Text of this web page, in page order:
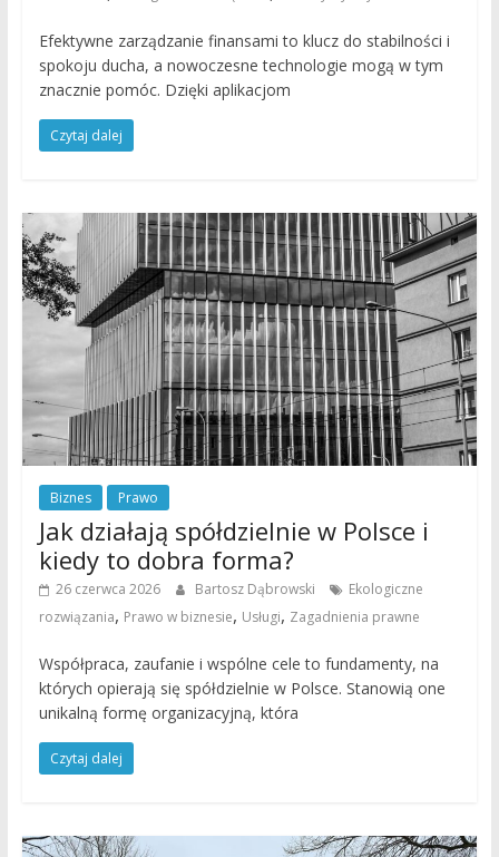
Efektywne zarządzanie finansami to klucz do stabilności i
spokoju ducha, a nowoczesne technologie mogą w tym
znacznie pomóc. Dzięki aplikacjom
Czytaj dalej
Biznes Prawo
Jak działają spółdzielnie w Polsce i
kiedy to dobra forma?
26 czerwca 2026 Bartosz Dąbrowski
Ekologiczne
rozwiązania, Prawo w biznesie, Usługi, Zagadnienia prawne
Współpraca, zaufanie i wspólne cele to fundamenty, na
których opierają się spółdzielnie w Polsce. Stanowią one
unikalną formę organizacyjną, która
Czytaj dalej